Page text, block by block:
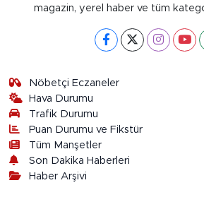
magazin, yerel haber ve tüm
Nöbetçi Eczaneler
Hava Durumu
Trafik Durumu
Puan Durumu ve Fikstür
Tüm Manşetler
Son Dakika Haberleri
Haber Arşivi